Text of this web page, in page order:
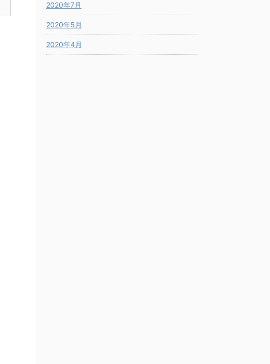
2020年7月
2020年5月
2020年4月